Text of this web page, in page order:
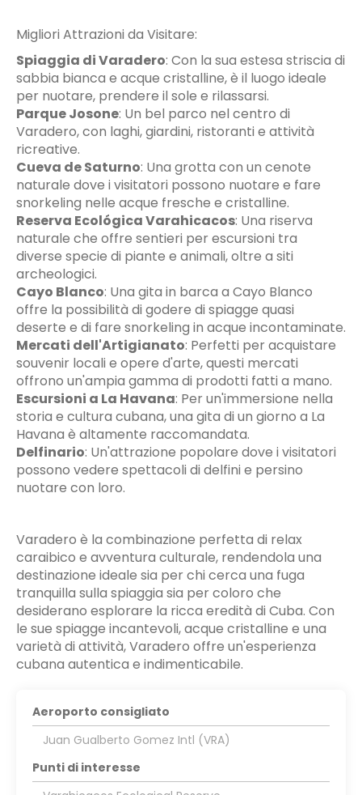
Migliori Attrazioni da Visitare:
Spiaggia di Varadero: Con la sua estesa striscia di
sabbia bianca e acque cristalline, è il luogo ideale
per nuotare, prendere il sole e rilassarsi.
Parque Josone: Un bel parco nel centro di
Varadero, con laghi, giardini, ristoranti e attività
ricreative.
Cueva de Saturno: Una grotta con un cenote
naturale dove i visitatori possono nuotare e fare
snorkeling nelle acque fresche e cristalline.
Reserva Ecológica Varahicacos: Una riserva
naturale che offre sentieri per escursioni tra
diverse specie di piante e animali, oltre a siti
archeologici.
Cayo Blanco: Una gita in barca a Cayo Blanco
offre la possibilità di godere di spiagge quasi
deserte e di fare snorkeling in acque incontaminate.
Mercati dell'Artigianato: Perfetti per acquistare
souvenir locali e opere d'arte, questi mercati
offrono un'ampia gamma di prodotti fatti a mano.
Escursioni a La Havana: Per un'immersione nella
storia e cultura cubana, una gita di un giorno a La
Havana è altamente raccomandata.
Delfinario: Un'attrazione popolare dove i visitatori
possono vedere spettacoli di delfini e persino
nuotare con loro.
Varadero è la combinazione perfetta di relax
caraibico e avventura culturale, rendendola una
destinazione ideale sia per chi cerca una fuga
tranquilla sulla spiaggia sia per coloro che
desiderano esplorare la ricca eredità di Cuba. Con
le sue spiagge incantevoli, acque cristalline e una
varietà di attività, Varadero offre un'esperienza
cubana autentica e indimenticabile.
Aeroporto consigliato
Juan Gualberto Gomez Intl (VRA)
Punti di interesse